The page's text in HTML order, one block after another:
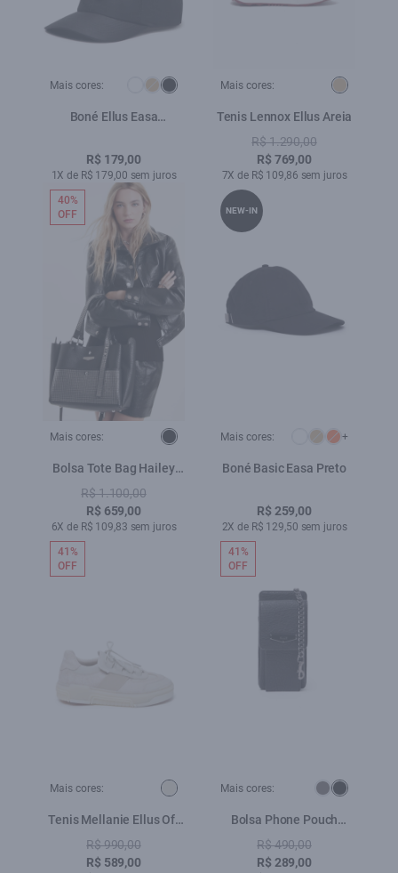
Mais cores:
Boné Ellus Easa
R$ 179,00
1X de R$ 179,00 sem juros
Mais cores:
Tenis Lennox Ellus Areia
R$ 1.290,00
R$ 769,00
7X de R$ 109,86 sem juros
Mais cores:
Bolsa Tote Bag Hailey
Ellus Preto
R$ 1.100,00
R$ 659,00
6X de R$ 109,83 sem juros
40%
OFF
Mais cores: +
Boné Basic Easa Preto
R$ 259,00
2X de R$ 129,50 sem juros
NEW-IN
Mais cores:
Tenis Mellanie Ellus Off
White
R$ 990,00
R$ 589,00
41%
OFF
Mais cores:
Bolsa Phone Pouch
Utilitary Preto
R$ 490,00
R$ 289,00
41%
OFF